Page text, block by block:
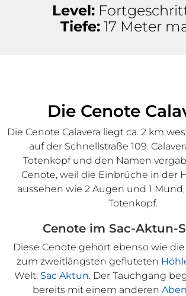
Level:
Tiefe: 17 Meter
Die Cenote
Die Cenote Calavera liegt ca. 2 km
auf der Schnellstraße 109.
Totenkopf und den Namen
Cenote, weil die Einbrüche in der
aussehen wie 2 Augen und 1
Totenkopf.
Cenote im Sac-Aktun-
Diese Cenote gehört ebenso wie
zum zweitlängsten gefluteten
Welt, Sac Aktun. Der Tauchgang
bereits mit einem anderen